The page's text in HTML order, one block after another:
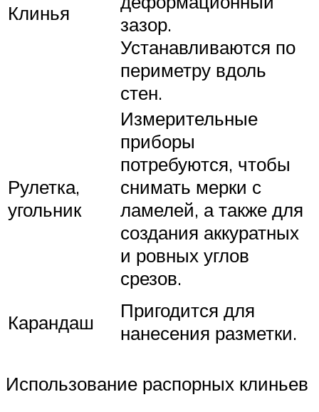
Клинья
зазор.
Устанавливаются по
периметру вдоль
стен.
Рулетка,
угольник
Измерительные
приборы
потребуются, чтобы
снимать мерки с
ламелей, а также для
создания аккуратных
и ровных углов
срезов.
Карандаш
Пригодится для
нанесения разметки.
Использование распорных клиньев